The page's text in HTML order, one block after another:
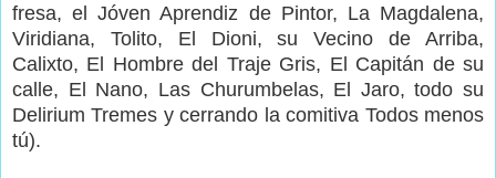
fresa, el Jóven Aprendiz de Pintor, La Magdalena,
Viridiana, Tolito, El Dioni, su Vecino de Arriba,
Calixto, El Hombre del Traje Gris, El Capitán de su
calle, El Nano, Las Churumbelas, El Jaro, todo su
Delirium Tremes y cerrando la comitiva Todos menos
tú).